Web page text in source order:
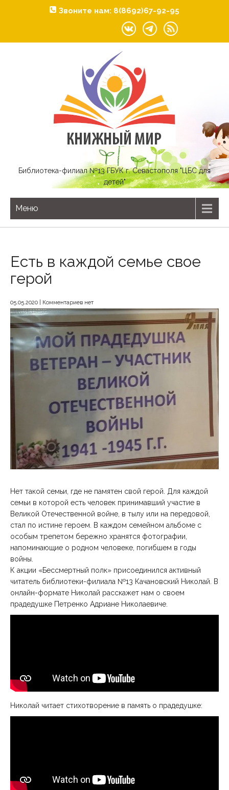
Звоните нам: 8(8692)67-92-95
Библиотека-филиал №13 ГБУК г. Севастополя "ЦБС для
детей"
Меню
Есть в каждой семье свое
герой
05.05.2020 Комментариев нет
Нет такой семьи, где не памятен свой герой. Для каждой
семьи в которой есть человек принимавший участие в
Великой Отечественной войне, в тылу или на передовой,
стал по истине героем. В каждом семейном альбоме с
особым трепетом бережно хранятся фотографии,
напоминающие о родном человеке, погибшем в годы
войны.
К акции «Бессмертный полк» присоединился активный
читатель библиотеки-филиала №13 Качановский Николай. В
онлайн-формате Николай расскажет нам о своем
прадедушке Петренко Адриане Николаевиче.
Николай читает стихотворение в память о прадедушке: